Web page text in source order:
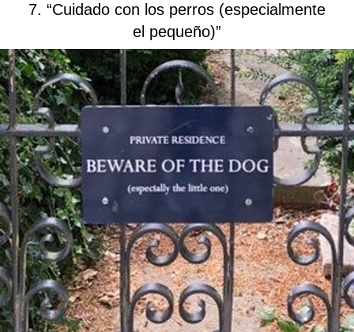
7. “Cuidado con los perros (especialmente
el pequeño)”